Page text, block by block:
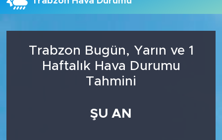
Trabzon Bugün, Yarın ve 1
Haftalık Hava Durumu
Tahmini
ŞU AN
FİNANS
Süper Lig Puan Durumu ve Fikstür
Tüm Manşetler
Son Dakika Haberleri